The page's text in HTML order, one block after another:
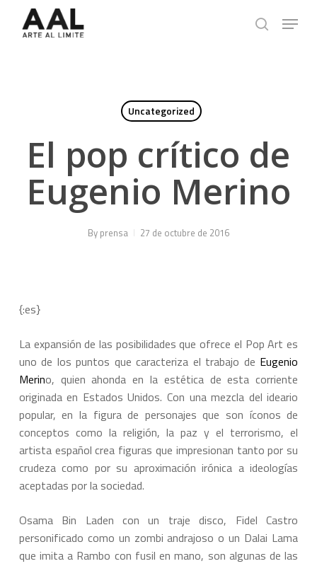
search
Menu
Uncategorized
El pop crítico de
Eugenio Merino
By prensa 27 de octubre de 2016
{:es}
La expansión de las posibilidades que ofrece el Pop Art es
uno de los puntos que caracteriza el trabajo de Eugenio
Merino, quien ahonda en la estética de esta corriente
originada en Estados Unidos. Con una mezcla del ideario
popular, en la figura de personajes que son íconos de
conceptos como la religión, la paz y el terrorismo, el
artista español crea figuras que impresionan tanto por su
crudeza como por su aproximación irónica a ideologías
aceptadas por la sociedad.
Osama Bin Laden con un traje disco, Fidel Castro
personificado como un zombi andrajoso o un Dalai Lama
que imita a Rambo con fusil en mano, son algunas de las